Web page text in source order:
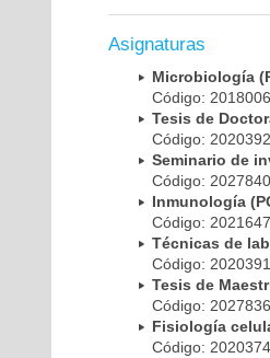
Asignaturas
Microbiología
Código:
Tesis de
Código:
Seminario de
Código:
Inmunología
Código:
Técnicas de
Código:
Tesis de
Código:
Fisiología
Código: